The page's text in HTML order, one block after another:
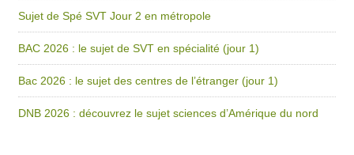
Sujet de Spé SVT Jour 2 en métropole
BAC 2026 : le sujet de SVT en spécialité (jour 1)
Bac 2026 : le sujet des centres de l’étranger (jour 1)
DNB 2026 : découvrez le sujet sciences d’Amérique du nord